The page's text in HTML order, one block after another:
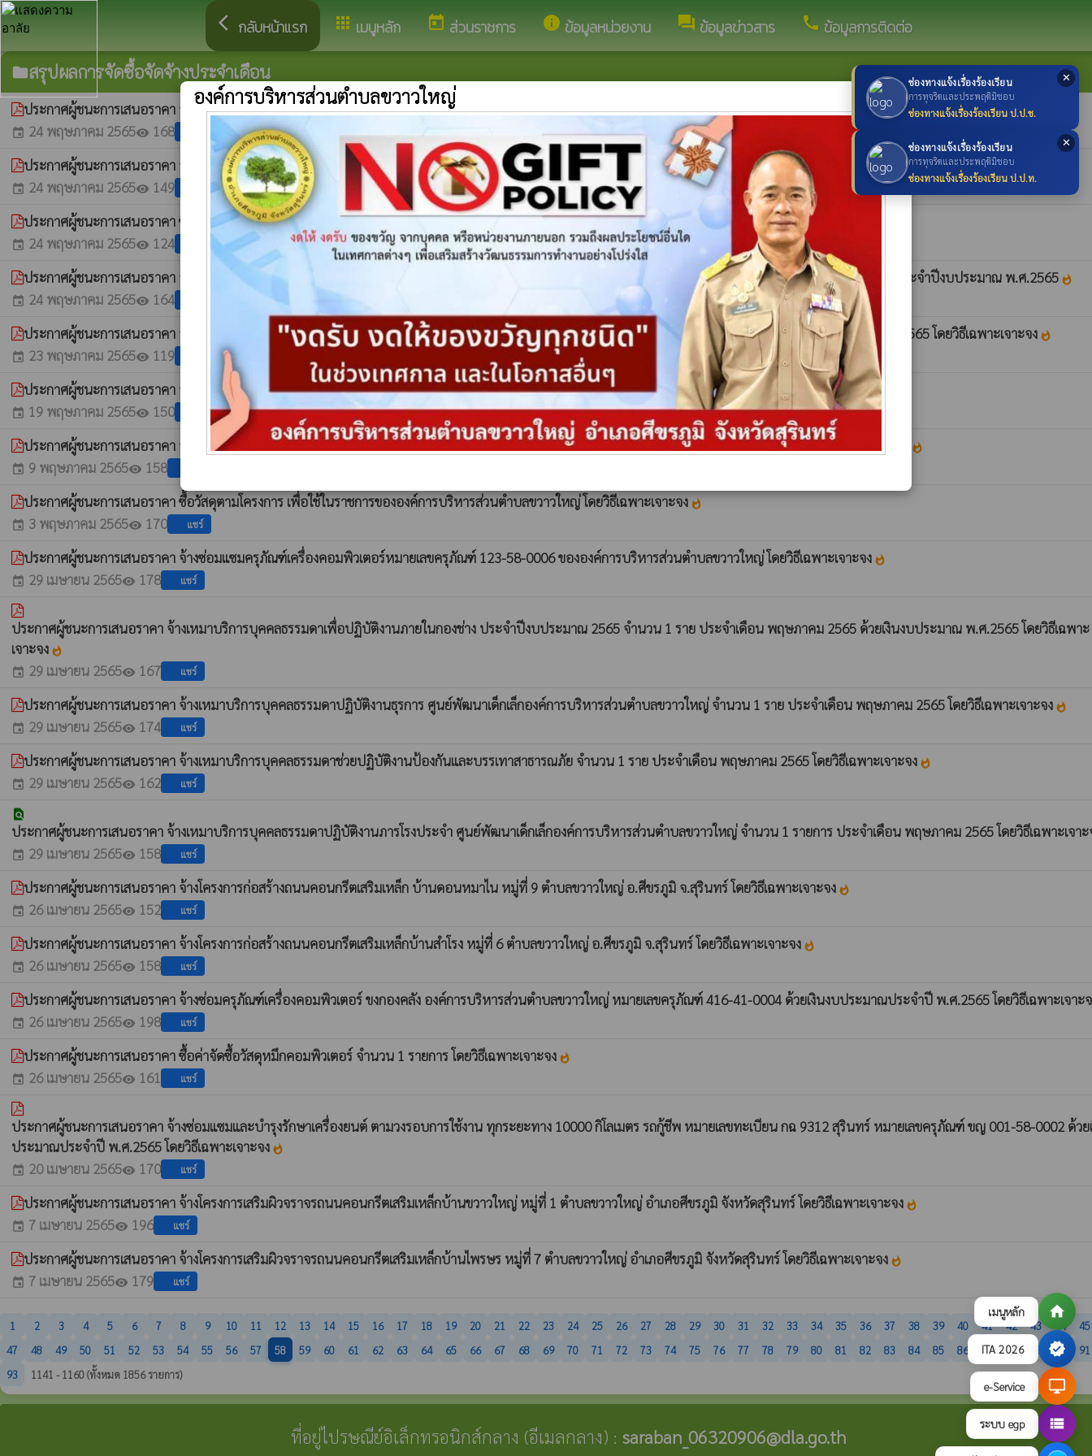
เมนูหลัก home
ITA 2026 verified
e-Service desktop_windows
ระบบ egp view_list
✕
ช่องทางแจ้งเรื่องร้องเรียน
การทุจริตและประพฤติมิชอบ
ช่องทางแจ้งเรื่องร้องเรียน ป.ป.ช.
✕
ช่องทางแจ้งเรื่องร้องเรียน
การทุจริตและประพฤติมิชอบ
ช่องทางแจ้งเรื่องร้องเรียน ป.ป.ท.
arrow_back_ios กลับหน้าแรก apps เมนูหลัก today ส่วนราชการ info ข้อมูลหน่วยงาน forum ข้อมูลข่าวสาร call ข้อมูลการติดต่อ
folderสรุปผลการจัดซื้อจัดจ้างประจำเดือน
ประกาศผู้ชนะการเสนอราคา จ้างเหมาจัดหาอาหาร อาหารว่างและเครื่องดื่ม โดยวิธีเฉพาะเจาะจงwhatshot
event 24 พฤษภาคม 2565visibility 168
ประกาศผู้ชนะการเสนอราคา จ้างจัดทำป้าย ตามโครงการฝึกอบรม รณรงค์และป้องกันแก้ไขปัญหายาเสพติด ในเขตตำบลขวาวใหญ่ ประจำปีงบประมาณ พ.ศ.2565whatshot
event 24 พฤษภาคม 2565visibility 149
ประกาศผู้ชนะการเสนอราคา ซื้อค่าจัดซื้อวัสดุตามโครงการ โดยวิธีเฉพาะเจาะจง
event 24 พฤษภาคม 2565visibility 124
ประกาศผู้ชนะการเสนอราคา จ้างเหมาถ่ายเอกสาร จำนวน 50 ชุด ชุดละ 98 บาท ตามโครงการฝึกอบรม รณรงค์และป้องกันแก้ไขปัญหายาเสพติด ในเขตตำบลขวาวใหญ่ ประจำปีงบประมาณ พ.ศ.2565 whatshot
event 24 พฤษภาคม 2565visibility 164
ประกาศผู้ชนะการเสนอราคา จ้างซ่อมแซมและบำรุงรักษา รถยนต์กู้ชีพ หมายเลข กง 594 สุรินทร์ หมายเลขครุภัณฑ์ ขญ 001-53-0001 ด้วยเงินงบประมาณประจำปี พ.ศ. 2565 โดยวิธีเฉพาะเจาะจง whatshot
event 23 พฤษภาคม 2565visibility 119
ประกาศผู้ชนะการเสนอราคา จ้างโครงการปรับปรุงถนนหินคลุก บ้านโนนครั่ง หมู่ที่ 2 ตำบลขวาวใหญ่ อำเภอศีขรภูมิ จังหวัดสุรินทร์ โดยวิธีเฉพาะเจาะจงwhatshot
event 19 พฤษภาคม 2565visibility 150
ประกาศผู้ชนะการเสนอราคา จ้างโครงการ เสริมผิวจราจรถนนคอนกรีตเสริมเหล็กบ้านหนองแรต หมู่ที่ 5 ตำบลขวาวใหญ่ อำเภอศีขรภูมิ จังหวัดสุรินทร์ โดยวิธีเฉพาะเจาะจง whatshot
event 9 พฤษภาคม 2565visibility 158
ประกาศผู้ชนะการเสนอราคา ซื้อวัสดุตามโครงการ เพื่อใช้ในราชการขององค์การบริหารส่วนตำบลขวาวใหญ่ โดยวิธีเฉพาะเจาะจง whatshot
event 3 พฤษภาคม 2565visibility 170 แชร์
ประกาศผู้ชนะการเสนอราคา จ้างซ่อมแซมครุภัณฑ์เครื่องคอมพิวเตอร์หมายเลขครุภัณฑ์ 123-58-0006 ขององค์การบริหารส่วนตำบลขวาวใหญ่ โดยวิธีเฉพาะเจาะจง whatshot
event 29 เมษายน 2565visibility 178 แชร์
ประกาศผู้ชนะการเสนอราคา จ้างเหมาบริการบุคคลธรรมดาเพื่อปฏิบัติงานภายในกองช่าง ประจำปีงบประมาณ 2565 จำนวน 1 ราย ประจำเดือน พฤษภาคม 2565 ด้วยเงินงบประมาณ พ.ศ.2565 โดยวิธีเฉพาะ
เจาะจง whatshot
event 29 เมษายน 2565visibility 167 แชร์
ประกาศผู้ชนะการเสนอราคา จ้างเหมาบริการบุคคลธรรมดาปฏิบัติงานธุรการ ศูนย์พัฒนาเด็กเล็กองค์การบริหารส่วนตำบลขวาวใหญ่ จำนวน 1 ราย ประจำเดือน พฤษภาคม 2565 โดยวิธีเฉพาะเจาะจง whatshot
event 29 เมษายน 2565visibility 174 แชร์
ประกาศผู้ชนะการเสนอราคา จ้างเหมาบริการบุคคลธรรมดาช่วยปฏิบัติงานป้องกันและบรรเทาสาธารณภัย จำนวน 1 ราย ประจำเดือน พฤษภาคม 2565 โดยวิธีเฉพาะเจาะจง whatshot
event 29 เมษายน 2565visibility 162 แชร์
find_in_page
ประกาศผู้ชนะการเสนอราคา จ้างเหมาบริการบุคคลธรรมดาปฏิบัติงานภารโรงประจำ ศูนย์พัฒนาเด็กเล็กองค์การบริหารส่วนตำบลขวาวใหญ่ จำนวน 1 รายการ ประจำเดือน พฤษภาคม 2565 โดยวิธีเฉพาะเจา
event 29 เมษายน 2565visibility 158 แชร์
ประกาศผู้ชนะการเสนอราคา จ้างโครงการก่อสร้างถนนคอนกรีตเสริมเหล็ก บ้านดอนหมาไน หมู่ที่ 9 ตำบลขวาวใหญ่ อ.ศีขรภูมิ จ.สุรินทร์ โดยวิธีเฉพาะเจาะจง whatshot
event 26 เมษายน 2565visibility 152 แชร์
ประกาศผู้ชนะการเสนอราคา จ้างโครงการก่อสร้างถนนคอนกรีตเสริมเหล็กบ้านสำโรง หมู่ที่ 6 ตำบลขวาวใหญ่ อ.ศีขรภูมิ จ.สุรินทร์ โดยวิธีเฉพาะเจาะจง whatshot
event 26 เมษายน 2565visibility 158 แชร์
ประกาศผู้ชนะการเสนอราคา จ้างซ่อมครุภัณฑ์เครื่องคอมพิวเตอร์ ขงกองคลัง องค์การบริหารส่วนตำบลขวาวใหญ่ หมายเลขครุภัณฑ์ 416-41-0004 ด้วยเงินงบประมาณประจำปี พ.ศ.2565 โดยวิธีเฉพาะเจาะ
event 26 เมษายน 2565visibility 198 แชร์
ประกาศผู้ชนะการเสนอราคา ซื้อค่าจัดซื้อวัสดุหมึกคอมพิวเตอร์ จำนวน 1 รายการ โดยวิธีเฉพาะเจาะจง whatshot
event 26 เมษายน 2565visibility 161 แชร์
ประกาศผู้ชนะการเสนอราคา จ้างซ่อมแซมและบำรุงรักษาเครื่องยนต์ ตามวงรอบการใช้งาน ทุกระยะทาง 10000 กิโลเมตร รถกู้ชีพ หมายเลขทะเบียน กฉ 9312 สุรินทร์ หมายเลขครุภัณฑ์ ขญ 001-58-0002 ด้วย
ประมาณประจำปี พ.ศ.2565 โดยวิธีเฉพาะเจาะจง whatshot
event 20 เมษายน 2565visibility 170 แชร์
ประกาศผู้ชนะการเสนอราคา จ้างโครงการเสริมผิวจราจรถนนคอนกรีตเสริมเหล็กบ้านขวาวใหญ่ หมู่ที่ 1 ตำบลขวาวใหญ่ อำเภอศีขรภูมิ จังหวัดสุรินทร์ โดยวิธีเฉพาะเจาะจง whatshot
event 7 เมษายน 2565visibility 196 แชร์
ประกาศผู้ชนะการเสนอราคา จ้างโครงการเสริมผิวจราจรถนนคอนกรีตเสริมเหล็กบ้านไพรษร หมู่ที่ 7 ตำบลขวาวใหญ่ อำเภอศีขรภูมิ จังหวัดสุรินทร์ โดยวิธีเฉพาะเจาะจง whatshot
event 7 เมษายน 2565visibility 179 แชร์
1 2 3 4 5 6 7 8 9 10 11 12 13 14 15 16 17 18 19 20 21 22 23 24 25 26 27 28 29 30 31 32 33 34 35 36 37 38 39 40 41 42 43 44
45
47
48 49 50 51 52 53 54 55 56 57 58 59 60 61 62 63 64 65 66 67 68 69 70 71 72 73 74 75 76 77 78 79 80 81 82 83 84 85 86 87 88 89 90
91
93
1141 - 1160 (ทั้งหมด 1856 รายการ)
ที่อยู่ไปรษณีย์อิเล็กทรอนิกส์กลาง (อีเมลกลาง) : saraban_06320906@dla.go.th
×
องค์การบริหารส่วนตำบลขวาวใหญ่